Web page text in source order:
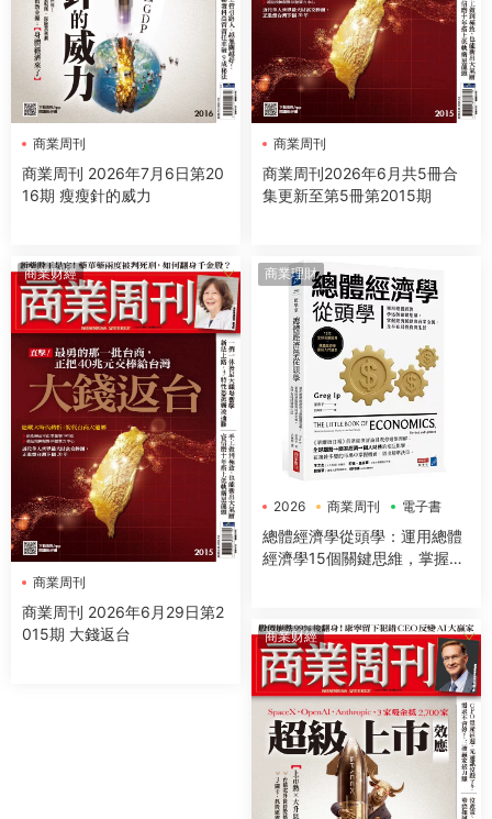
商業周刊
商業周刊 2026年7月6日第20
16期 瘦瘦針的威力
商業周刊
商業周刊2026年6月共5冊合
集更新至第5冊第2015期
商業财經
商業周刊
商業周刊 2026年6月29日第2
015期 大錢返台
商業理財
2026 商業周刊 電子書
總體經濟學從頭學：運用總體
經濟學15個關鍵思維，掌握經
商業财經